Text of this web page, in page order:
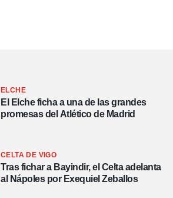
ELCHE
El Elche ficha a una de las grandes
promesas del Atlético de Madrid
CELTA DE VIGO
Tras fichar a Bayindir, el Celta adelanta
al Nápoles por Exequiel Zeballos